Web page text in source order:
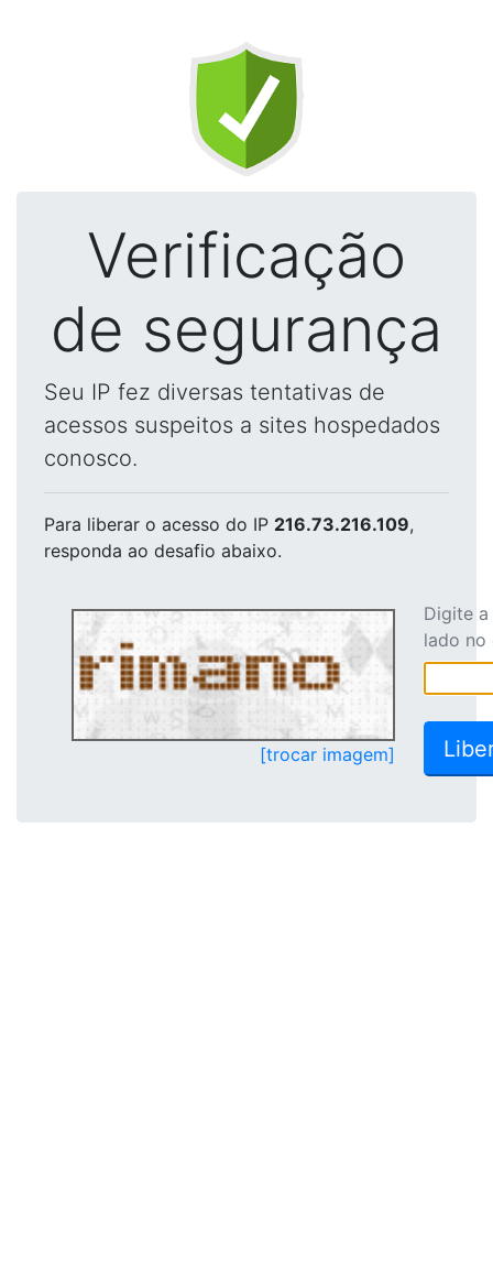
Verificação
de segurança
Seu IP fez diversas tentativas de
acessos suspeitos a sites hospedados
conosco.
Para liberar o acesso do IP 216.73.216.109,
responda ao desafio abaixo.
[trocar imagem]
Digite
lado no